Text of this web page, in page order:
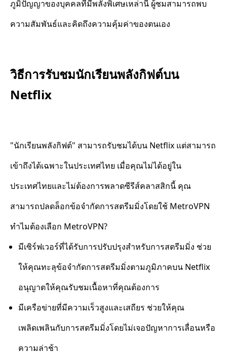
ภูมิปัญญาของบุคคลที่มีพลังพิเศษเหล่านี้ ผู้ชมสามารถพบ
ความสัมพันธ์และคิดถึงความคุ้มค่าของตนเอง
วิธีการรับชมนักเรียนพลังกิฟต์บน
Netflix
"นักเรียนพลังกิฟต์" สามารถรับชมได้บน Netflix แต่สามารถ
เข้าถึงได้เฉพาะในประเทศไทย เมื่อคุณไม่ได้อยู่ใน
ประเทศไทยและไม่ต้องการพลาดซีรีส์คลาสสิกนี้ คุณ
สามารถปลดล็อกข้อจำกัดการสตรีมมิ่งโดยใช้ MetroVPN
ทำไมต้องเลือก MetroVPN?
มีเซิร์ฟเวอร์ที่ได้รับการปรับปรุงสำหรับการสตรีมมิ่ง ช่วย
ให้คุณทะลุข้อจำกัดการสตรีมมิ่งตามภูมิภาคบน Netflix
อนุญาตให้คุณรับชมเนื้อหาที่คุณต้องการ
มีเครือข่ายที่มีความเร็วสูงและเสถียร ช่วยให้คุณ
เพลิดเพลินกับการสตรีมมิ่งโดยไม่เจอปัญหาการเลื่อนหรือ
ความล่าช้า